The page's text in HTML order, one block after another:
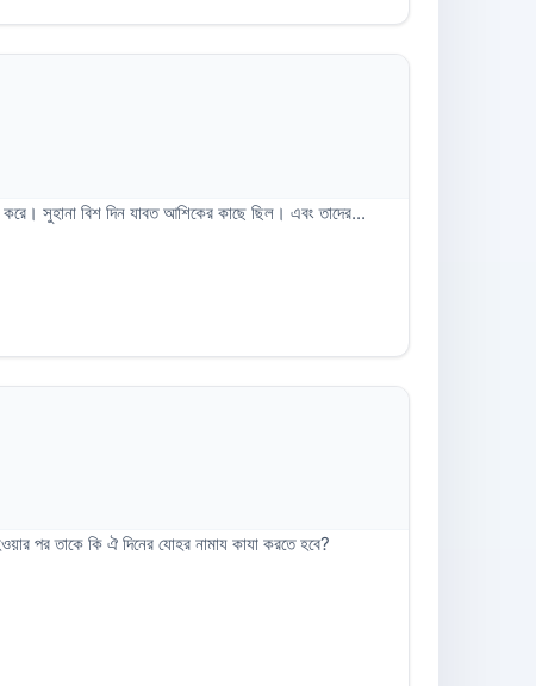
সুহানা বিশ দিন যাবত আশিকের কাছে ছিল। এবং তাদের...
পর তাকে কি ঐ দিনের যোহর নামায কাযা করতে হবে?